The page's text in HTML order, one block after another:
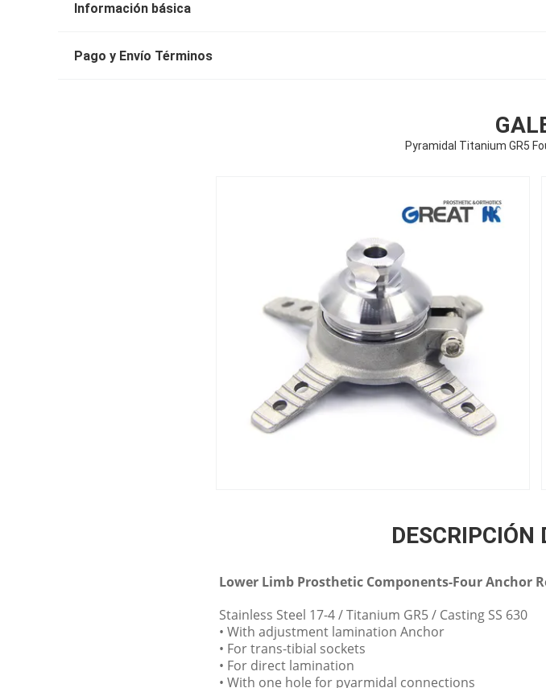
Información básica
Pago y Envío Términos
Pyramidal Titanium GR5
DESCRIPCIÓN
Lower Limb Prosthetic Components-Four Anchor
Stainless Steel 17-4 / Titanium GR5 / Casting SS 630
• With adjustment lamination Anchor
• For trans-tibial sockets
• For direct lamination
• With one hole for pyarmidal connections